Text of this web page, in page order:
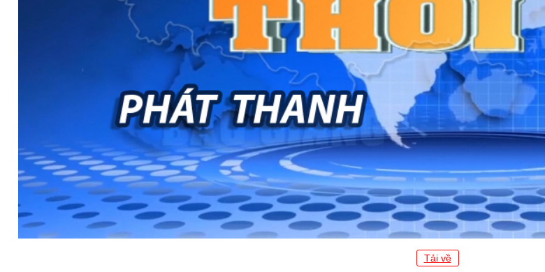
Tải về